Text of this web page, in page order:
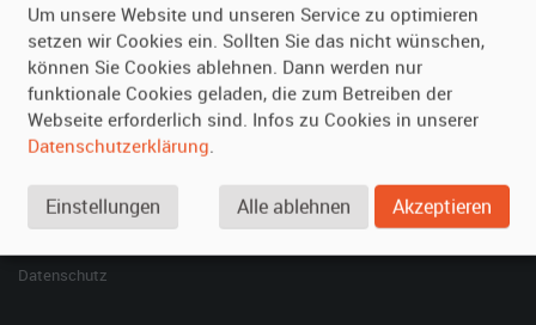
Fragen für Vermieter
Inserat verwalten
Kontakt
SPECIAL
Berühmte Filmautos –
Datenschutz
Um unsere Website und unseren Service zu optimieren
setzen wir Cookies ein. Sollten Sie das nicht wünschen,
können Sie Cookies ablehnen. Dann werden nur
funktionale Cookies geladen, die zum Betreiben der
Webseite erforderlich sind. Infos zu Cookies in unserer
Datenschutzerklärung.
Einstellungen Alle ablehnen Akzeptieren